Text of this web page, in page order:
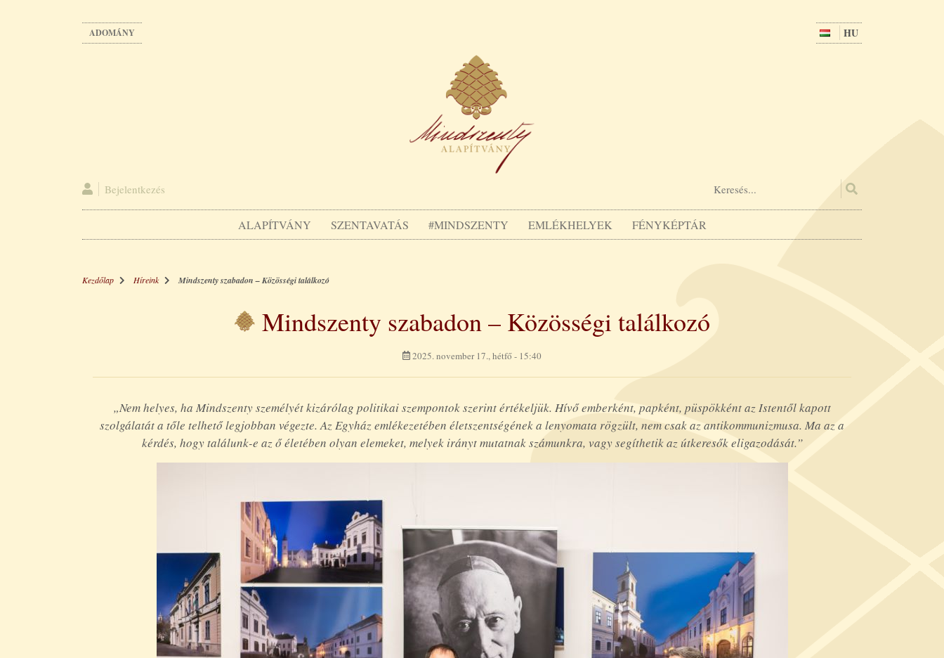
ADOMÁNY HU
Bejelentkezés
ALAPÍTVÁNY SZENTAVATÁS #MINDSZENTY EMLÉKHELYEK FÉNYKÉPTÁR
Kezdőlap Híreink Mindszenty szabadon – Közösségi találkozó
Mindszenty szabadon – Közösségi találkozó
2025. november 17., hétfő - 15:40
„Nem helyes, ha Mindszenty személyét kizárólag politikai szempontok szerint értékeljük. Hívő emberként, papként, püspökként az Istentől kapott
szolgálatát a tőle telhető legjobban végezte. Az Egyház emlékezetében életszentségének a lenyomata rögzült, nem csak az antikommunizmusa. Ma az a
kérdés, hogy találunk-e az ő életében olyan elemeket, melyek irányt mutatnak számunkra, vagy segíthetik az útkeresők eligazodását.”